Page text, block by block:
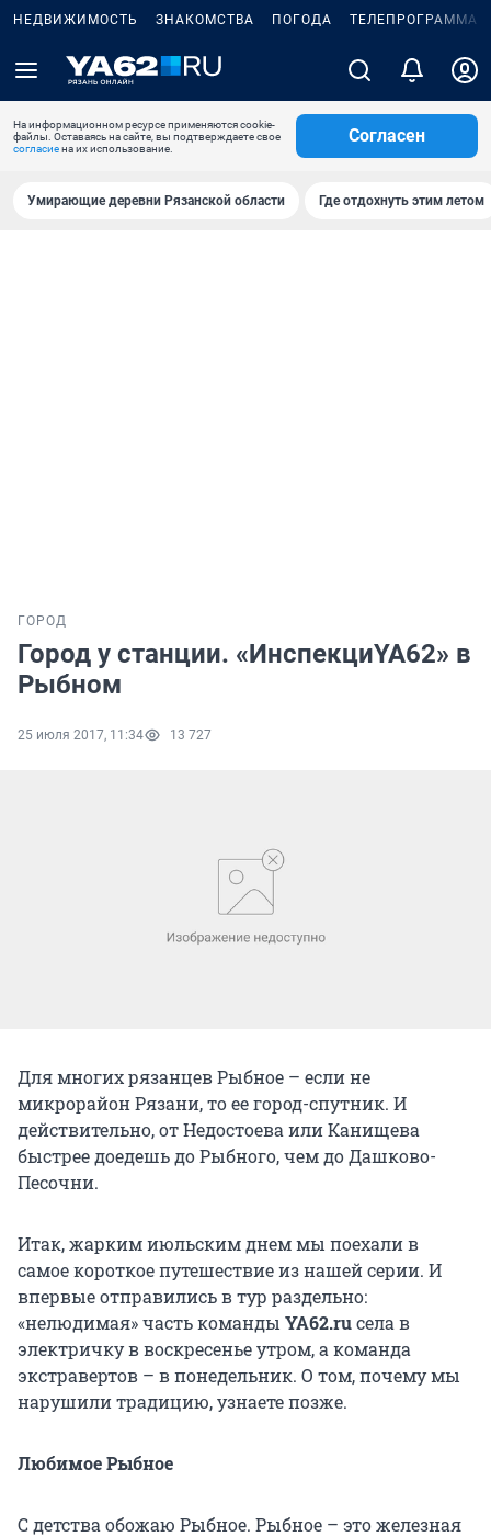
НЕДВИЖИМОСТЬ ЗНАКОМСТВА ПОГОДА ТЕЛЕПРОГРАММА
На информационном ресурсе применяются cookie-
файлы. Оставаясь на сайте, вы подтверждаете свое
согласиена их использование.
Согласен
Умирающие деревни Рязанской области Где отдохнуть этим летом
ГОРОД
Город у станции. «ИнспекциYA62» в
Рыбном
25 июля 2017, 11:34 13 727
Для многих рязанцев Рыбное – если не
микрорайон Рязани, то ее город-спутник. И
действительно, от Недостоева или Канищева
быстрее доедешь до Рыбного, чем до Дашково-
Песочни.
Итак, жарким июльским днем мы поехали в
самое короткое путешествие из нашей серии. И
впервые отправились в тур раздельно:
«нелюдимая» часть команды YA62.ruсела в
электричку в воскресенье утром, а команда
экстравертов – в понедельник. О том, почему мы
нарушили традицию, узнаете позже.
Любимое Рыбное
С детства обожаю Рыбное. Рыбное – это железная